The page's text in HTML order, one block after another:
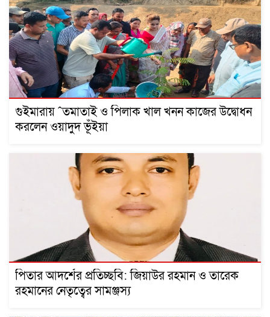
গুইমারায় ˆতমাতাই ও পিলাক খাল খনন কাজের উদ্বোধন
করলেন ওয়াদুদ ভূঁইয়া
পিতার আদর্শের প্রতিচ্ছবি: জিয়াউর রহমান ও তারেক
রহমানের নেতৃত্বের সামঞ্জস্য